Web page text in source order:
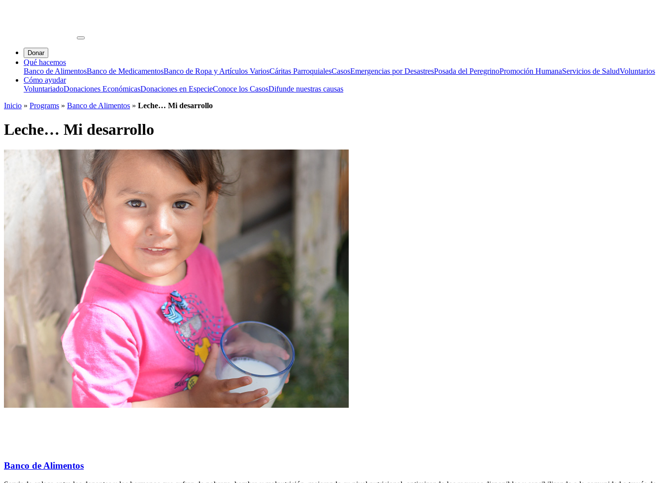
Donar
Qué hacemos
Banco de AlimentosBanco de MedicamentosBanco de Ropa y Artículos VariosCáritas ParroquialesCasosEmergencias por DesastresPosada del PeregrinoPromoción HumanaServicios de SaludVoluntarios
Cómo ayudar
VoluntariadoDonaciones EconómicasDonaciones en EspecieConoce los CasosDifunde nuestras causas
Inicio » Programs » Banco de Alimentos » Leche… Mi desarrollo
Leche… Mi desarrollo
Banco de Alimentos